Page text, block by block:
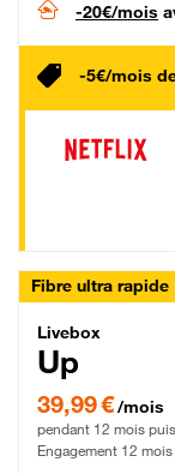
-20€/mois
-5€/mois
Fibre ultra rapide
Livebox
Livebox
Up
39,99 € par mois
39,99 €/mois
pendant 12 mois puis
Engagement 12 mois